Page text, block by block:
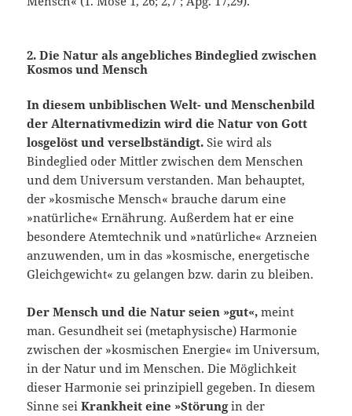
2. Die Natur als angebliches Bindeglied zwischen
Kosmos und Mensch
In diesem unbiblischen Welt- und Menschenbild
der Alternativmedizin wird die Na­tur von Gott
losgelöst und verselbständigt. Sie wird als
Bindeglied oder Mittler zwi­schen dem Menschen
und dem Universum verstanden. Man behauptet,
der »kos­mische Mensch« brauche darum eine
»natürliche« Ernährung. Außerdem hat er eine
besondere Atemtechnik und »natürliche« Arzneien
anzuwenden, um in das »kosmische, energetische
Gleichgewicht« zu gelangen bzw. darin zu bleiben.
Der Mensch und die Natur seien »gut«, meint
man. Gesundheit sei (metaphysi­sche) Harmonie
zwischen der »kosmischen Energie« im Universum,
in der Natur und im Menschen. Die Möglichkeit
dieser Harmonie sei prinzipiell gegeben. In diesem
Sinne seiKrankheit eine »Störungin der